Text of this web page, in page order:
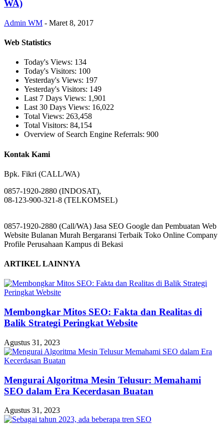
WA)
Admin WM - Maret 8, 2017
Web Statistics
Today's Views: 134
Today's Visitors: 100
Yesterday's Views: 197
Yesterday's Visitors: 149
Last 7 Days Views: 1,901
Last 30 Days Views: 16,022
Total Views: 263,458
Total Visitors: 84,154
Overview of Search Engine Referrals: 900
Kontak Kami
Bpk. Fikri (CALL/WA)
0857-1920-2880 (INDOSAT),
08-123-900-321-8 (TELKOMSEL)
0857-1920-2880 (Call/WA) Jasa SEO Google dan Pembuatan Web
Website Bulanan Murah Bergaransi Terbaik Toko Online Company
Profile Perusahaan Kampus di Bekasi
ARTIKEL LAINNYA
Membongkar Mitos SEO: Fakta dan Realitas di
Balik Strategi Peringkat Website
Agustus 31, 2023
Mengurai Algoritma Mesin Telusur: Memahami
SEO dalam Era Kecerdasan Buatan
Agustus 31, 2023